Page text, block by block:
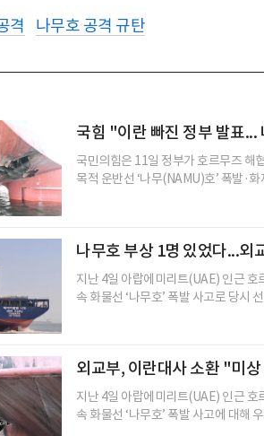
격 나무호 공격 규탄
국힘 "이란 빠진 정부 발표
국민의힘은 11일 정부가 호르무즈 해
목적 운반선 ‘나무(NAMU)호’ 폭발·
나무호 부상 1명 있었다...외
지난 4일 아랍에미리트(UAE) 인근
속 화물선 ‘나무호’ 폭발 사고로 당시
외교부, 이란대사 소환 "미
지난 4일 아랍에미리트(UAE) 인근 호
속 화물선 ‘나무호’ 폭발 사고에 대해